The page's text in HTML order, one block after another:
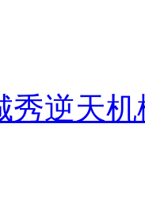
秀逆天机